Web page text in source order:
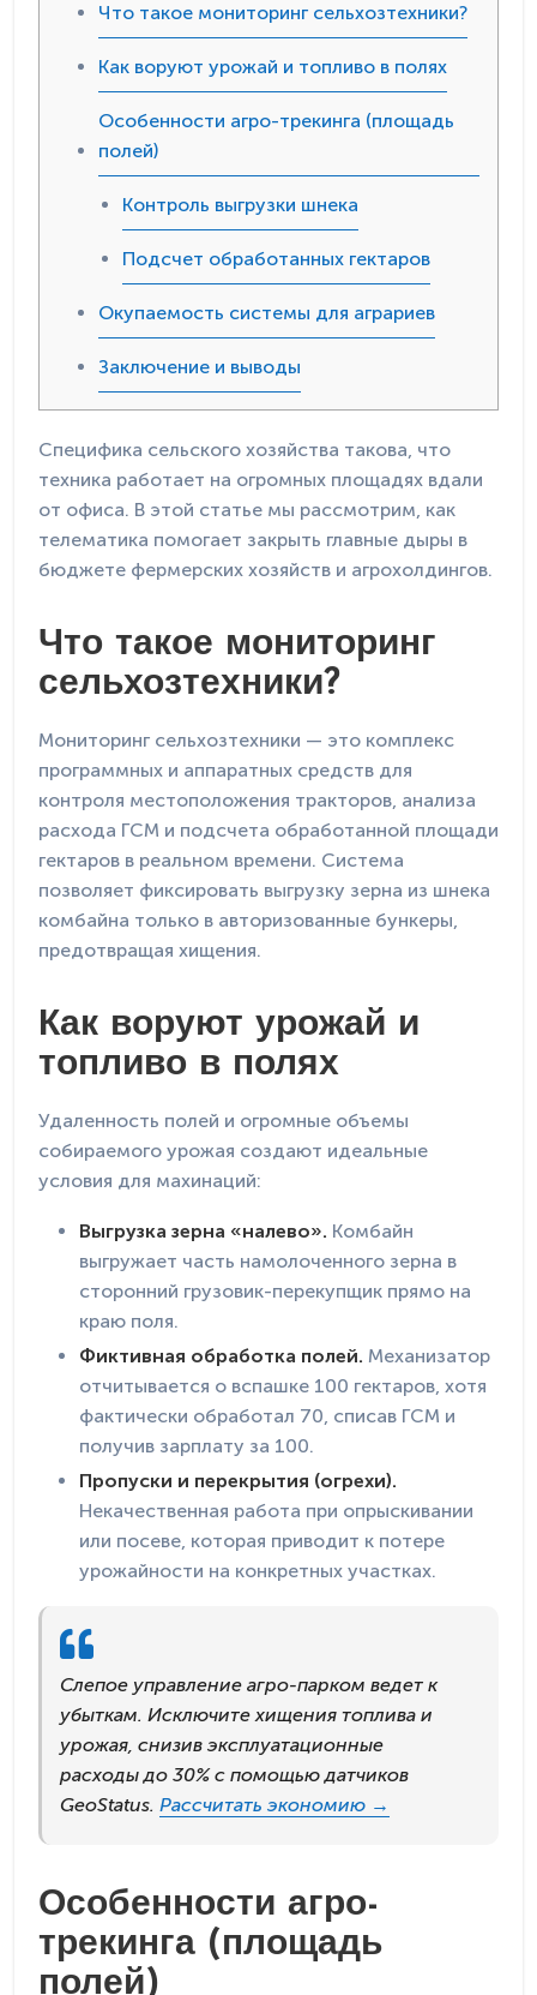
Что такое мониторинг сельхозтехники?
Как воруют урожай и топливо в полях
Особенности агро-трекинга (площадь
полей)
Контроль выгрузки шнека
Подсчет обработанных гектаров
Окупаемость системы для аграриев
Заключение и выводы
Специфика сельского хозяйства такова, что
техника работает на огромных площадях вдали
от офиса. В этой статье мы рассмотрим, как
телематика помогает закрыть главные дыры в
бюджете фермерских хозяйств и агрохолдингов.
Что такое мониторинг
сельхозтехники?
Мониторинг сельхозтехники — это комплекс
программных и аппаратных средств для
контроля местоположения тракторов, анализа
расхода ГСМ и подсчета обработанной площади
гектаров в реальном времени. Система
позволяет фиксировать выгрузку зерна из шнека
комбайна только в авторизованные бункеры,
предотвращая хищения.
Как воруют урожай и
топливо в полях
Удаленность полей и огромные объемы
собираемого урожая создают идеальные
условия для махинаций:
Выгрузка зерна «налево». Комбайн
выгружает часть намолоченного зерна в
сторонний грузовик-перекупщик прямо на
краю поля.
Фиктивная обработка полей. Механизатор
отчитывается о вспашке 100 гектаров, хотя
фактически обработал 70, списав ГСМ и
получив зарплату за 100.
Пропуски и перекрытия (огрехи).
Некачественная работа при опрыскивании
или посеве, которая приводит к потере
урожайности на конкретных участках.
Слепое управление агро-парком ведет к
убыткам. Исключите хищения топлива и
урожая, снизив эксплуатационные
расходы до 30% с помощью датчиков
GeoStatus. Рассчитать экономию →
Особенности агро-
трекинга (площадь
полей)